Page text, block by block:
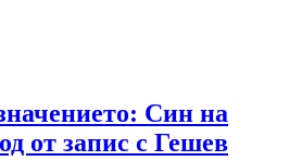
Син на
от запис с Гешев